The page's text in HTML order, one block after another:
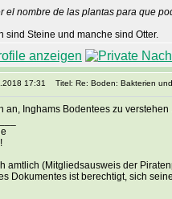
el nombre de las plantas para que
sind Steine und manche sind Otter.
17:31 Titel: Re: Boden: Bakterien
an, Inghams Bodentees zu verstehen
amtlich (Mitgliedsausweis der
Dokumentes ist berechtigt, sich